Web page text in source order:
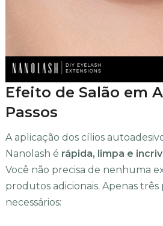
Efeito de Salão em
Passos
A aplicação dos cílios
Nanolash é rápida, limpa e
Você não precisa de nenhuma
produtos adicionais. Apenas três
necessários: